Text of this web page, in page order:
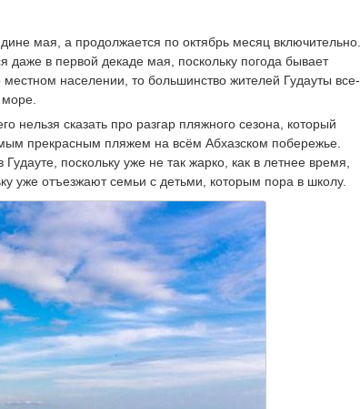
мая, а продолжается по октябрь месяц включительно.
даже в первой декаде мая, поскольку погода бывает
населении, то большинство жителей Гудауты все-
нельзя сказать про разгар пляжного сезона, который
прекрасным пляжем на всём Абхазском побережье.
поскольку уже не так жарко, как в летнее время,
уже отъезжают семьи с детьми, которым пора в школу.